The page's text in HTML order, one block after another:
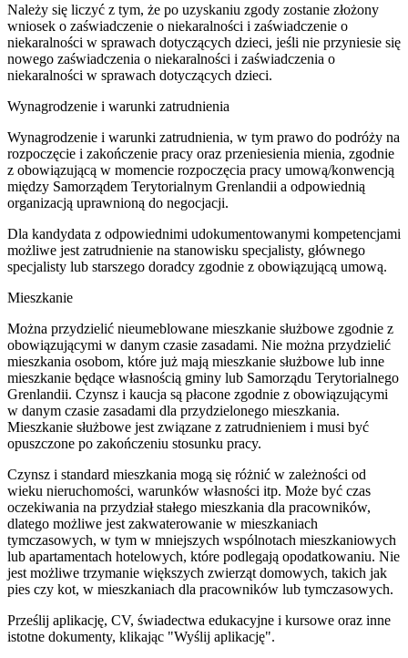
Należy się liczyć z tym, że po uzyskaniu zgody zostanie złożony
wniosek o zaświadczenie o niekaralności i zaświadczenie o
niekaralności w sprawach dotyczących dzieci, jeśli nie przyniesie się
nowego zaświadczenia o niekaralności i zaświadczenia o
niekaralności w sprawach dotyczących dzieci.
Wynagrodzenie i warunki zatrudnienia
Wynagrodzenie i warunki zatrudnienia, w tym prawo do podróży na
rozpoczęcie i zakończenie pracy oraz przeniesienia mienia, zgodnie
z obowiązującą w momencie rozpoczęcia pracy umową/konwencją
między Samorządem Terytorialnym Grenlandii a odpowiednią
organizacją uprawnioną do negocjacji.
Dla kandydata z odpowiednimi udokumentowanymi kompetencjami
możliwe jest zatrudnienie na stanowisku specjalisty, głównego
specjalisty lub starszego doradcy zgodnie z obowiązującą umową.
Mieszkanie
Można przydzielić nieumeblowane mieszkanie służbowe zgodnie z
obowiązującymi w danym czasie zasadami. Nie można przydzielić
mieszkania osobom, które już mają mieszkanie służbowe lub inne
mieszkanie będące własnością gminy lub Samorządu Terytorialnego
Grenlandii. Czynsz i kaucja są płacone zgodnie z obowiązującymi
w danym czasie zasadami dla przydzielonego mieszkania.
Mieszkanie służbowe jest związane z zatrudnieniem i musi być
opuszczone po zakończeniu stosunku pracy.
Czynsz i standard mieszkania mogą się różnić w zależności od
wieku nieruchomości, warunków własności itp. Może być czas
oczekiwania na przydział stałego mieszkania dla pracowników,
dlatego możliwe jest zakwaterowanie w mieszkaniach
tymczasowych, w tym w mniejszych wspólnotach mieszkaniowych
lub apartamentach hotelowych, które podlegają opodatkowaniu. Nie
jest możliwe trzymanie większych zwierząt domowych, takich jak
pies czy kot, w mieszkaniach dla pracowników lub tymczasowych.
Prześlij aplikację, CV, świadectwa edukacyjne i kursowe oraz inne
istotne dokumenty, klikając "Wyślij aplikację".